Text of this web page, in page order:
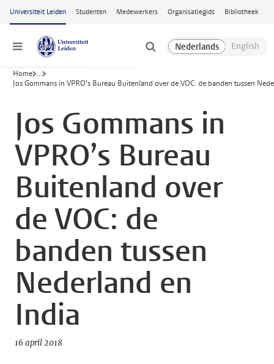
Ga naar hoofdinhoud
Universiteit Leiden Studenten Medewerkers Organisatiegids Bibliotheek
Menu
Home ...
Jos Gommans in VPRO’s Bureau Buitenland over de VOC: de banden tussen
Jos Gommans in
VPRO’s Bureau
Buitenland over
de VOC: de
banden tussen
Nederland en
India
16 april 2018